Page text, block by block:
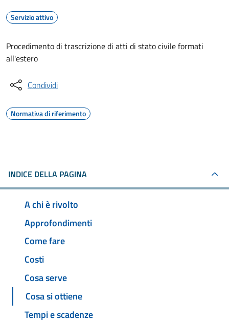
Servizio attivo
Procedimento di trascrizione di atti di stato civile formati
all'estero
Condividi
Normativa di riferimento
INDICE DELLA PAGINA
A chi è rivolto
Approfondimenti
Come fare
Costi
Cosa serve
Cosa si ottiene
Tempi e scadenze